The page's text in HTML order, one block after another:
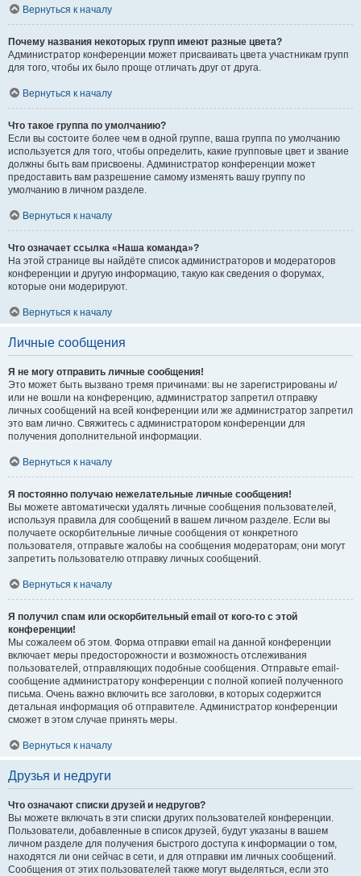
Вернуться к началу
Почему названия некоторых групп имеют разные цвета?
Администратор конференции может присваивать цвета участникам групп
для того, чтобы их было проще отличать друг от друга.
Вернуться к началу
Что такое группа по умолчанию?
Если вы состоите более чем в одной группе, ваша группа по умолчанию
используется для того, чтобы определить, какие групповые цвет и звание
должны быть вам присвоены. Администратор конференции может
предоставить вам разрешение самому изменять вашу группу по
умолчанию в личном разделе.
Вернуться к началу
Что означает ссылка «Наша команда»?
На этой странице вы найдёте список администраторов и модераторов
конференции и другую информацию, такую как сведения о форумах,
которые они модерируют.
Вернуться к началу
Личные сообщения
Я не могу отправить личные сообщения!
Это может быть вызвано тремя причинами: вы не зарегистрированы и/
или не вошли на конференцию, администратор запретил отправку
личных сообщений на всей конференции или же администратор запретил
это вам лично. Свяжитесь с администратором конференции для
получения дополнительной информации.
Вернуться к началу
Я постоянно получаю нежелательные личные сообщения!
Вы можете автоматически удалять личные сообщения пользователей,
используя правила для сообщений в вашем личном разделе. Если вы
получаете оскорбительные личные сообщения от конкретного
пользователя, отправьте жалобы на сообщения модераторам; они могут
запретить пользователю отправку личных сообщений.
Вернуться к началу
Я получил спам или оскорбительный email от кого-то с этой
конференции!
Мы сожалеем об этом. Форма отправки email на данной конференции
включает меры предосторожности и возможность отслеживания
пользователей, отправляющих подобные сообщения. Отправьте email-
сообщение администратору конференции с полной копией полученного
письма. Очень важно включить все заголовки, в которых содержится
детальная информация об отправителе. Администратор конференции
сможет в этом случае принять меры.
Вернуться к началу
Друзья и недруги
Что означают списки друзей и недругов?
Вы можете включать в эти списки других пользователей конференции.
Пользователи, добавленные в список друзей, будут указаны в вашем
личном разделе для получения быстрого доступа к информации о том,
находятся ли они сейчас в сети, и для отправки им личных сообщений.
Сообщения от этих пользователей также могут выделяться, если это